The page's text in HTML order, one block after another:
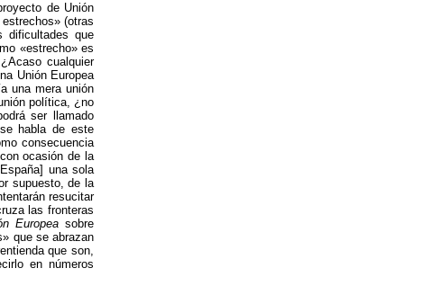
de Unión
(otras
dificultades que
«estrecho» es
cualquier
Unión Europea
una mera unión
política, ¿no
ser llamado
habla de este
consecuencia
ocasión de la
una sola
supuesto, de la
resucitar
las fronteras
Europeasobre
que se abrazan
que son,
en números